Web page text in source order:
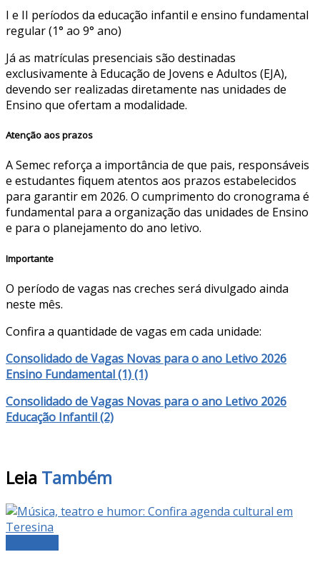
I e II períodos da educação infantil e ensino fundamental
regular (1° ao 9° ano)
Já as matrículas presenciais são destinadas
exclusivamente à Educação de Jovens e Adultos (EJA),
devendo ser realizadas diretamente nas unidades de
Ensino que ofertam a modalidade.
Atenção aos prazos
A Semec reforça a importância de que pais, responsáveis
e estudantes fiquem atentos aos prazos estabelecidos
para garantir em 2026. O cumprimento do cronograma é
fundamental para a organização das unidades de Ensino
e para o planejamento do ano letivo.
Importante
O período de vagas nas creches será divulgado ainda
neste mês.
Confira a quantidade de vagas em cada unidade:
Consolidado de Vagas Novas para o ano Letivo 2026
Ensino Fundamental (1) (1)
Consolidado de Vagas Novas para o ano Letivo 2026
Educação Infantil (2)
Leia Também